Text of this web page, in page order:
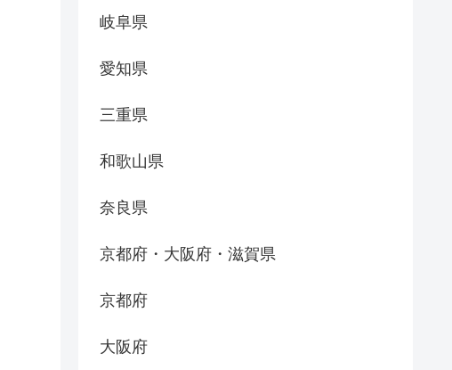
岐阜県
愛知県
三重県
和歌山県
奈良県
京都府・大阪府・滋賀県
京都府
大阪府